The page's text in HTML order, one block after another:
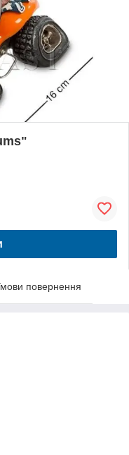
повернення